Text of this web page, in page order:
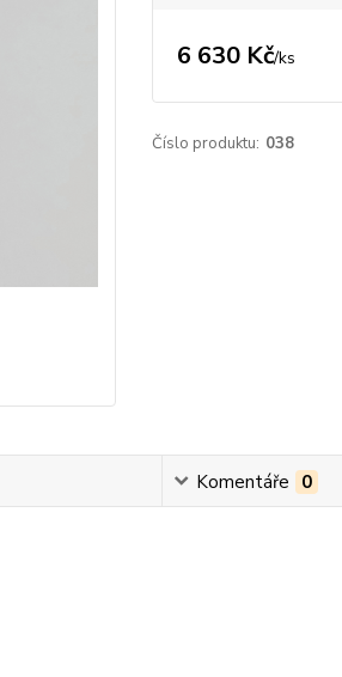
6 630 Kč/ks
Číslo produktu: 038
Komentáře 0